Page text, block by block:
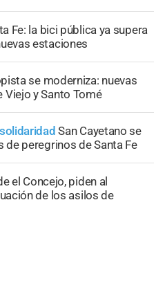
Fe: la bici pública ya supera
estaciones
se moderniza: nuevas
Viejo y Santo Tomé
San Cayetano se
de peregrinos de Santa Fe
el Concejo, piden al
de los asilos de